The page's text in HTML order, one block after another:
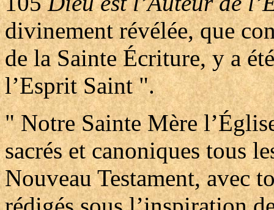
divinement révélée, que
de la Sainte Écriture, y a
l’Esprit Saint ".
" Notre Sainte Mère
sacrés et canoniques tous
Nouveau Testament, avec